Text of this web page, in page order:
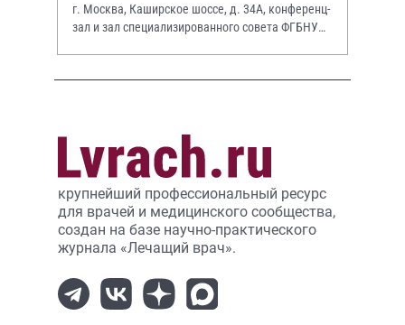
г. Москва, Каширское шоссе, д. 34А, конференц-
зал и зал специализированного совета ФГБНУ
крупнейший профессиональный ресурс
для врачей и медицинского сообщества,
создан на базе научно-практического
журнала «Лечащий врач».